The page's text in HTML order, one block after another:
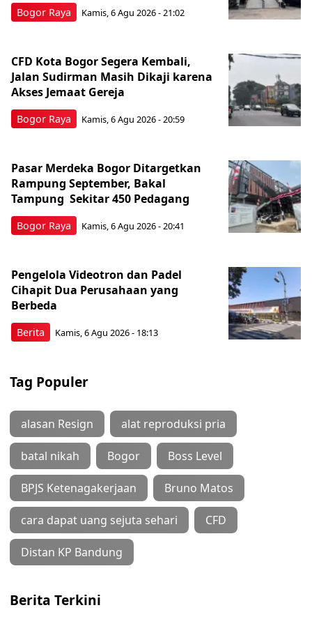
Bogor Raya Kamis, 6 Agu 2026 - 21:02
Bogor Raya
CFD Kota Bogor Segera Kembali,
Jalan Sudirman Masih Dikaji karena
Akses Jemaat Gereja
Kamis, 6 Agu 2026 - 20:59
Bogor Raya
Pasar Merdeka Bogor Ditargetkan
Rampung September, Bakal
Tampung Sekitar 450 Pedagang
Kamis, 6 Agu 2026 - 20:41
Berita
Pengelola Videotron dan Padel
Cihapit Dua Perusahaan yang
Berbeda
Kamis, 6 Agu 2026 - 18:13
Tag Populer
alasan Resign alat reproduksi pria
batal nikah Bogor Boss Level
BPJS Ketenagakerjaan Bruno Matos
cara dapat uang sejuta sehari CFD
Distan KP Bandung
Berita Terkini